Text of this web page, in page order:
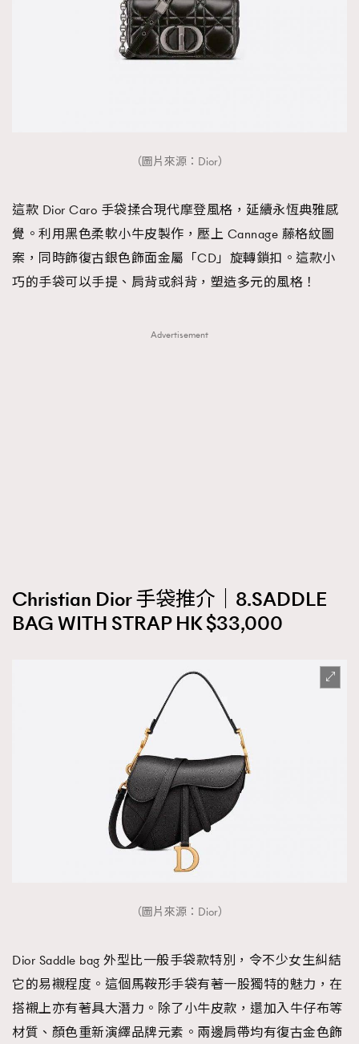
（圖片來源：Dior）
這款 Dior Caro 手袋揉合現代摩登風格，延續永恆典雅感
覺。利用黑色柔軟小牛皮製作，壓上 Cannage 藤格紋圖
案，同時飾復古銀色飾面金屬「CD」旋轉鎖扣。這款小
巧的手袋可以手提、肩背或斜背，塑造多元的風格！
Advertisement
Christian Dior 手袋推介｜8.SADDLE
BAG WITH STRAP HK $33,000
（圖片來源：Dior）
Dior Saddle bag 外型比一般手袋款特別，令不少女生糾結
它的易襯程度。這個馬鞍形手袋有著一股獨特的魅力，在
搭襯上亦有著具大潛力。除了小牛皮款，還加入牛仔布等
材質、顏色重新演繹品牌元素。兩邊肩帶均有復古金色飾